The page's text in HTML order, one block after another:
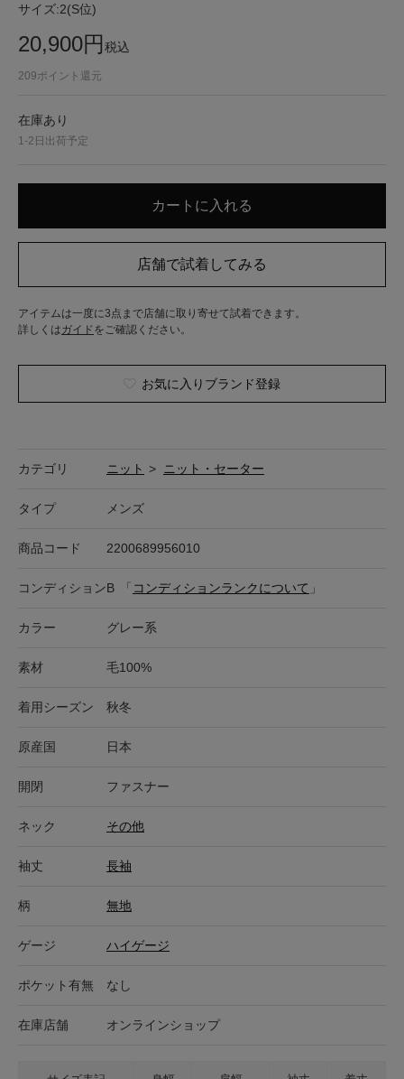
サイズ:2(S位)
20,900円税込
209ポイント還元
在庫あり
1-2日出荷予定
アイテムは一度に3点まで店舗に取り寄せて試着できます。
詳しくはガイド をご確認ください。
お気に入りブランド登録
カテゴリ ニット > ニット・セーター
タイプ メンズ
商品コード 2200689956010
コンディションB 「 コンディションランクについて 」
カラー グレー系
素材 毛100%
着用シーズン 秋冬
原産国 日本
開閉 ファスナー
ネック その他
袖丈 長袖
柄 無地
ゲージ ハイゲージ
ポケット有無 なし
在庫店舗 オンラインショップ